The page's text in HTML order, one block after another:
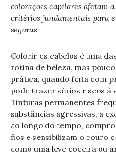
colorações capilares afetam a
critérios fundamentais para
seguras
Colorir os cabelos é uma
rotina de beleza, mas
prática, quando feita com
pode trazer sérios riscos à
Tinturas permanentes
substâncias agressivas, a
ao longo do tempo,
fios e sensibilizam o couro
como uma leve coceira ou